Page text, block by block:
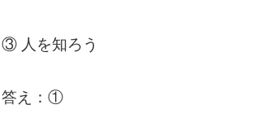
③ 人を知ろう
答え：①